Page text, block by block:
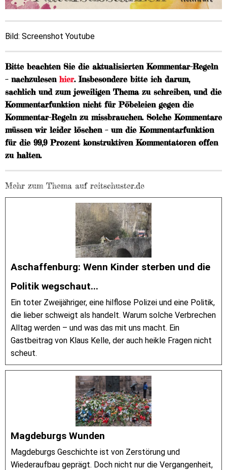
Bild: Screenshot Youtube
Bitte beachten Sie die aktualisierten Kommentar-Regeln
– nachzulesenhier. Insbesondere bitte ich darum,
sachlich und zum jeweiligen Thema zu schreiben, und die
Kommentarfunktion nicht für Pöbeleien gegen die
Kommentar-Regeln zu missbrauchen. Solche Kommentare
müssen wir leider löschen – um die Kommentarfunktion
für die 99,9 Prozent konstruktiven Kommentatoren offen
zu halten.
Mehr zum Thema auf reitschuster.de
Aschaffenburg: Wenn Kinder sterben und die
Politik wegschaut...
Ein toter Zweijähriger, eine hilflose Polizei und eine Politik,
die lieber schweigt als handelt. Warum solche Verbrechen
Alltag werden – und was das mit uns macht. Ein
Gastbeitrag von Klaus Kelle, der auch heikle Fragen nicht
scheut.
Magdeburgs Wunden
Magdeburgs Geschichte ist von Zerstörung und
Wiederaufbau geprägt. Doch nicht nur die Vergangenheit,